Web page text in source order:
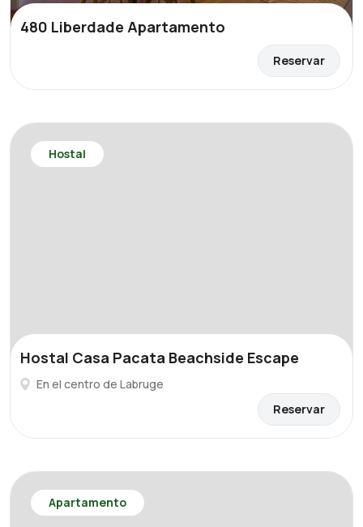
480 Liberdade Apartamento
Reservar
Hostal
Hostal Casa Pacata Beachside Escape
En el centro de Labruge
Reservar
Apartamento